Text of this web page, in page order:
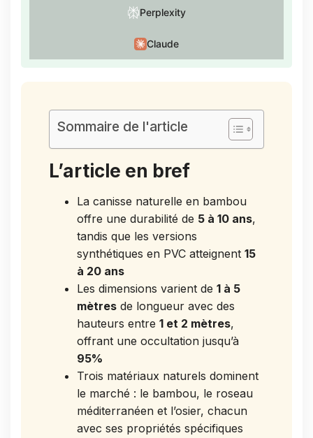
Perplexity
Claude
Sommaire de l'article
L’article en bref
La canisse naturelle en bambou
offre une durabilité de 5 à 10 ans,
tandis que les versions
synthétiques en PVC atteignent 15
à 20 ans
Les dimensions varient de 1 à 5
mètres de longueur avec des
hauteurs entre 1 et 2 mètres,
offrant une occultation jusqu’à
95%
Trois matériaux naturels dominent
le marché : le bambou, le roseau
méditerranéen et l’osier, chacun
avec ses propriétés spécifiques